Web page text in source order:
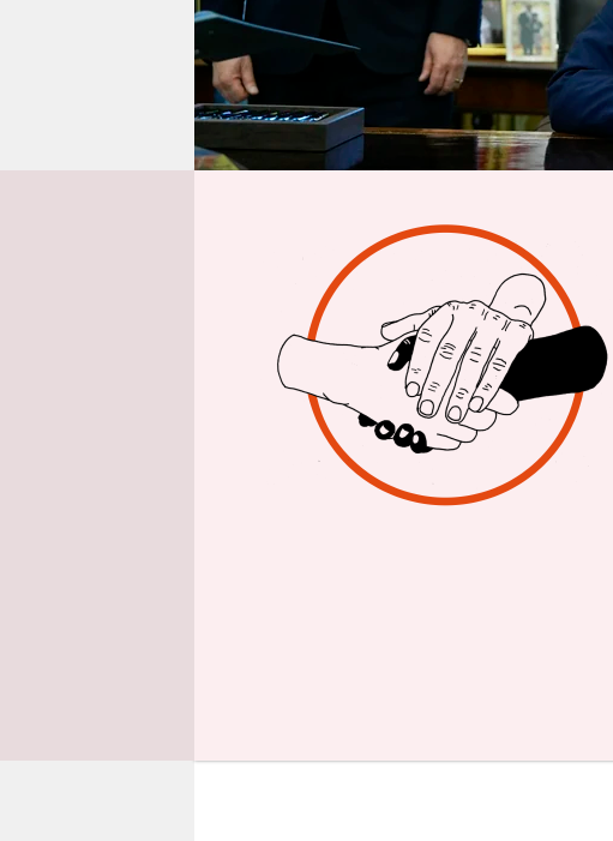
genossenschaft
epaper login
US-
Im Streit mit
Eliteuniversität
Bundesmitteln
(Ortszeit) mit,
Überwachung
Schritt mit